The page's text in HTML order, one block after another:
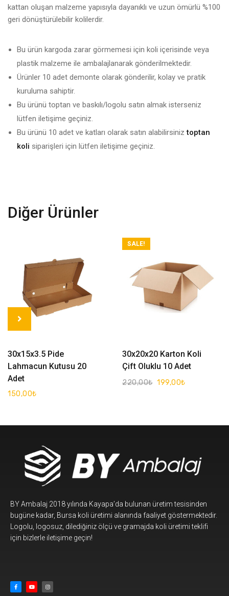
kattan oluşan malzeme yapısıyla dayanıklı ve uzun ömürlü %100
geri dönüştürülebilir kolilerdir.
Bu ürün kargoda zarar görmemesi için koli içerisinde veya
plastik malzeme ile ambalajlanarak gönderilmektedir.
Ürünler 10 adet demonte olarak gönderilir, kolay ve pratik
kuruluma sahiptir.
Bu ürünü toptan ve baskılı/logolu satın almak isterseniz
lütfen iletişime geçiniz.
Bu ürünü 10 adet ve katları olarak satın alabilirsiniztoptan
koli siparişleri için lütfen iletişime geçiniz.
Diğer Ürünler
Read More
30x15x3.5 Pide
Lahmacun Kutusu 20
Adet
150,00₺
SALE!
Read More
30x20x20 Karton Koli
Çift Oluklu 10 Adet
220,00₺ 199,00₺
BY Ambalaj 2018 yılında Kayapa’da bulunan üretim tesisinden
bugüne kadar, Bursa koli üretimi alanında faaliyet göstermektedir.
Logolu, logosuz, dilediğiniz ölçü ve gramajda koli üretimi teklifi
için bizlerle iletişime geçin!